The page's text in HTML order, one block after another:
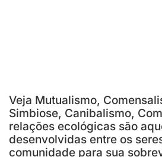
Veja Mutualismo,
Simbiose, Canibalismo,
relações ecológicas são
desenvolvidas entre os
comunidade para sua